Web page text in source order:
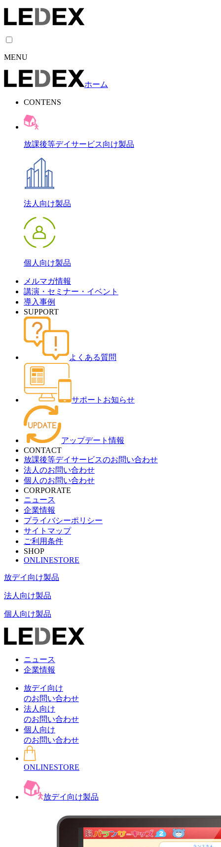
MENU
ホーム
CONTENS
放課後等デイサービス向け製品
法人向け製品
個人向け製品
メルマガ情報
講演・セミナー・イベント
導入事例
SUPPORT
よくある質問
サポートお知らせ
アップデート情報
CONTACT
放課後等デイサービスのお問い合わせ
法人のお問い合わせ
個人のお問い合わせ
CORPORATE
ニュース
企業情報
プライバシーポリシー
サイトマップ
ご利用条件
SHOP
ONLINESTORE
放デイ向け製品
法人向け製品
個人向け製品
ニュース
企業情報
放デイ向け
のお問い合わせ
法人向け
のお問い合わせ
個人向け
のお問い合わせ
ONLINESTORE
放デイ向け製品